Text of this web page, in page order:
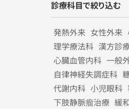
診療科目で絞り込む
発熱外来 女性外来
理学療法科 漢方診
心臓血管内科 一般
自律神経失調症科
代謝内科 小児眼科
下肢静脈瘤治療 緩